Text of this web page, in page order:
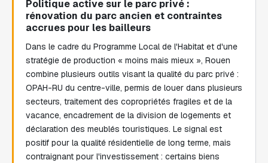
Politique active sur le parc privé :
rénovation du parc ancien et contraintes
accrues pour les bailleurs
Dans le cadre du Programme Local de l'Habitat et d'une
stratégie de production « moins mais mieux », Rouen
combine plusieurs outils visant la qualité du parc privé :
OPAH-RU du centre-ville, permis de louer dans plusieurs
secteurs, traitement des copropriétés fragiles et de la
vacance, encadrement de la division de logements et
déclaration des meublés touristiques. Le signal est
positif pour la qualité résidentielle de long terme, mais
contraignant pour l'investissement : certains biens